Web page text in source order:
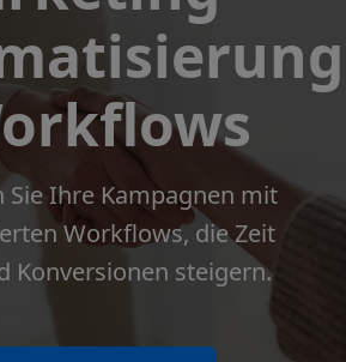
Sie Ihre Kampagnen mit
Workflows, die Zeit
Konversionen steigern.